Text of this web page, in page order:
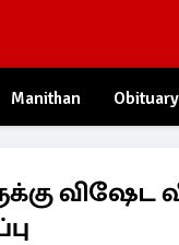
Manithan Obituary
விஷேட